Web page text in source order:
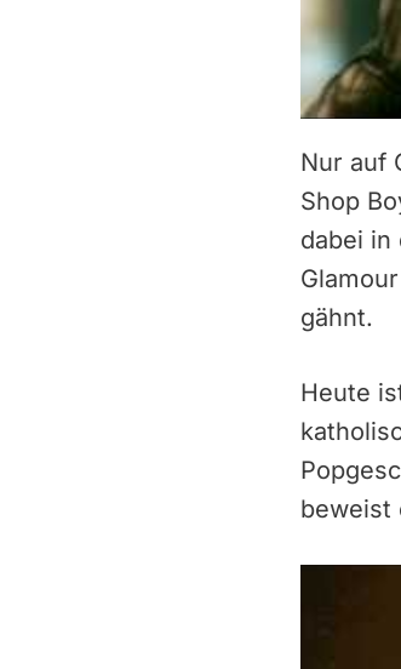
Nur auf
Shop
dabei in
gähnt.
Heute
beweist